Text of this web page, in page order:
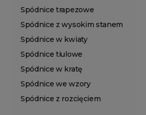
Spódnice trapezowe
Spódnice z wysokim stanem
Spódnice w kwiaty
Spódnice tiulowe
Spódnice w kratę
Spódnice we wzory
Spódnice z rozcięciem